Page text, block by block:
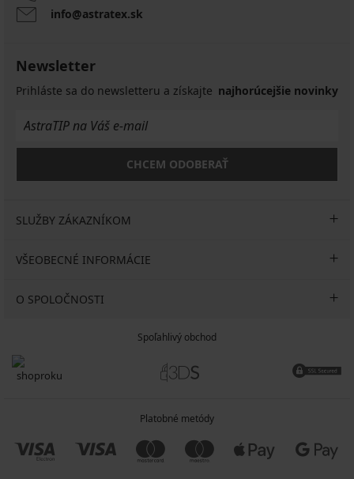
info@astratex.sk
Newsletter
Prihláste sa do newsletteru a získajte najhorúcejšie novinky
CHCEM ODOBERAŤ
SLUŽBY ZÁKAZNÍKOM
VŠEOBECNÉ INFORMÁCIE
O SPOLOČNOSTI
Spoľahlivý obchod
Platobné metódy